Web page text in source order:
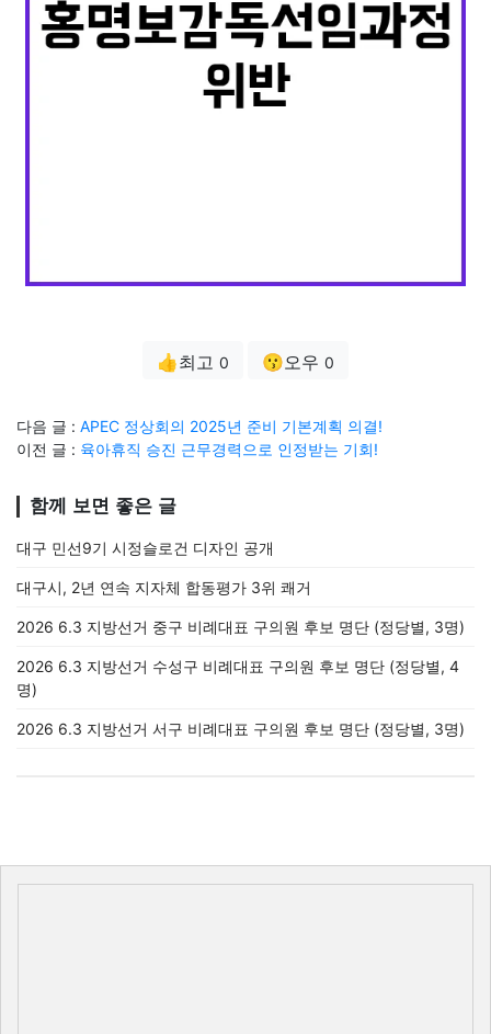
👍최고 0 😗오우 0
다음 글 : APEC 정상회의 2025년 준비 기본계획 의결!
이전 글 : 육아휴직 승진 근무경력으로 인정받는 기회!
함께 보면 좋은 글
대구 민선9기 시정슬로건 디자인 공개
대구시, 2년 연속 지자체 합동평가 3위 쾌거
2026 6.3 지방선거 중구 비례대표 구의원 후보 명단 (정당별, 3명)
2026 6.3 지방선거 수성구 비례대표 구의원 후보 명단 (정당별, 4
명)
2026 6.3 지방선거 서구 비례대표 구의원 후보 명단 (정당별, 3명)